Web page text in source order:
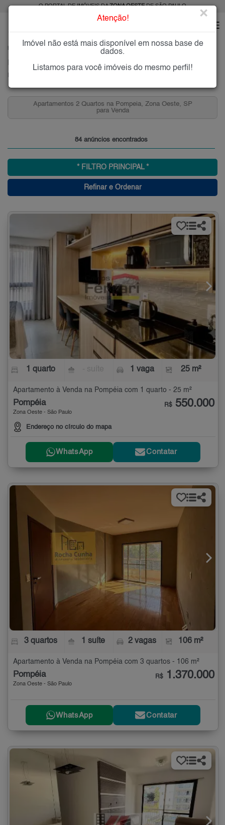
O PORTAL DE IMÓVEIS DAZONA OESTEDE SÃO PAULO
POMPÉIA
Imóveis à Venda na Pompéia, Zona Oeste, SP
Apartamentos 2 Quartos na Pompeia, Zona Oeste, SP
para Venda
84 anúncios encontrados
* FILTRO PRINCIPAL *
Refinar e Ordenar
1 quarto 1 vaga 25 m²
Apartamento à Venda na Pompéia com 1 quarto - 25 m²
Pompéia
Zona Oeste - São Paulo
Endereço no círculo do mapa
R$ 550.000
WhatsApp Contatar
3 quartos 1 suíte 2 vagas 106 m²
Apartamento à Venda na Pompéia com 3 quartos - 106 m²
Pompéia
Zona Oeste - São Paulo
R$ 1.370.000
WhatsApp Contatar
Atenção! ×
Imóvel não está mais disponível em nossa base de
dados.
Listamos para você imóveis do mesmo perfil!